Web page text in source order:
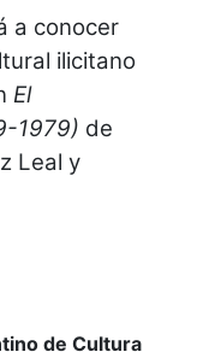
a conocer
ilicitano
El
1979) de
Leal y
de Cultura